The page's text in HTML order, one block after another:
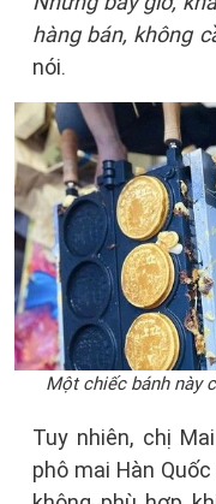
hàng bán, không
nói.
Một chiếc bánh này
Tuy nhiên, chị
phô mai Hàn